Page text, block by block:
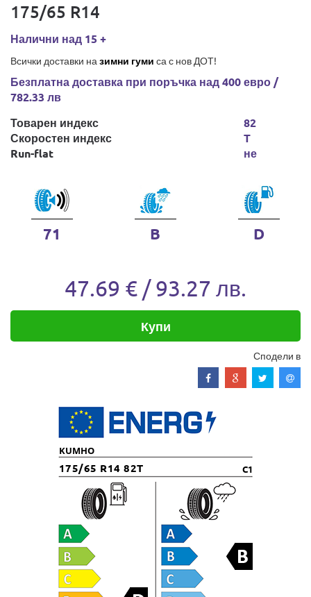
175/65 R14
Налични над 15 +
Всички доставки на зимни гуми са с нов ДОТ!
Безплатна доставка при поръчка над 400 евро /
782.33 лв
Товарен индекс
Скоростен индекс
Run-flat
82
T
не
71 B D
47.69 € / 93.27 лв.
Купи
Сподели в
KUMHO
175/65 R14 82T C1